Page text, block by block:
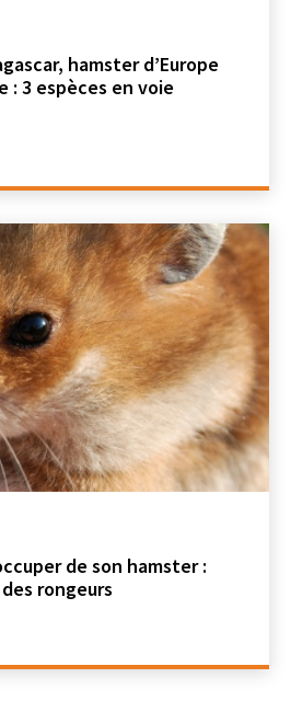
hamster d’Europe
: 3 espèces en voie
de son hamster :
rongeurs